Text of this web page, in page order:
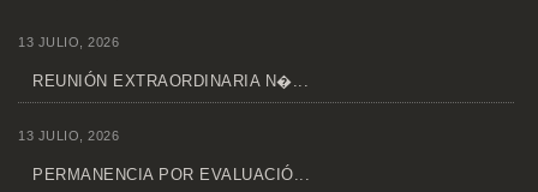
13 JULIO, 2026
REUNIÓN EXTRAORDINARIA N�...
13 JULIO, 2026
PERMANENCIA POR EVALUACIÓ...